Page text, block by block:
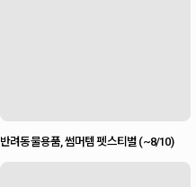
반려동물용품, 썸머템 펫스티벌 (~8/10)